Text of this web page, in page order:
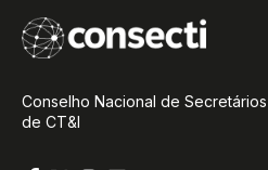
Conselho Nacional de
de CT&I